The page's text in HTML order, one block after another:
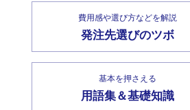
費用感や選び方などを解説
発注先選びのツボ
基本を押さえる
用語集＆基礎知識